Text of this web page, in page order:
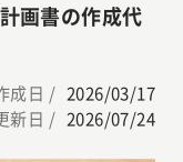
画書の作成代
成日 / 2026/03/17
新日 / 2026/07/24